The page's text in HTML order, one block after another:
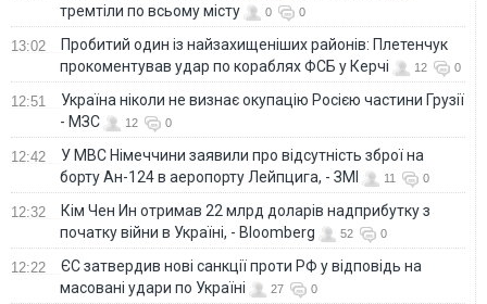
тремтіли по всьому місту
0 0
13:02
Пробитий один із найзахищеніших районів: Плетенчук
прокоментував удар по кораблях ФСБ у Керчі
12 0
12:51
Україна ніколи не визнає окупацію Росією частини Грузії
- МЗС
12 0
12:42
У МВС Німеччини заявили про відсутність зброї на
борту Ан-124 в аеропорту Лейпцига, - ЗМІ
11 0
12:32
Кім Чен Ин отримав 22 млрд доларів надприбутку з
початку війни в Україні, - Bloomberg
52 0
12:22
ЄС затвердив нові санкції проти РФ у відповідь на
масовані удари по Україні
27 0